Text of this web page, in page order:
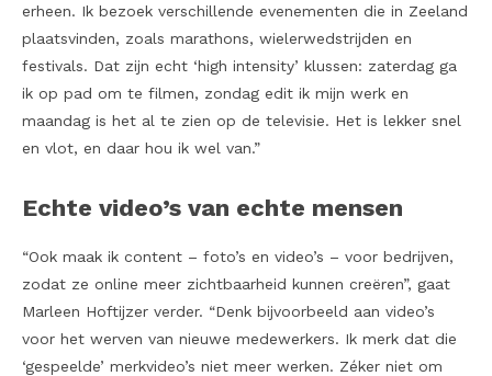
erheen. Ik bezoek verschillende evenementen die in Zeeland
plaatsvinden, zoals marathons, wielerwedstrijden en
festivals. Dat zijn echt ‘high intensity’ klussen: zaterdag ga
ik op pad om te filmen, zondag edit ik mijn werk en
maandag is het al te zien op de televisie. Het is lekker snel
en vlot, en daar hou ik wel van.”
Echte video’s van echte mensen
“Ook maak ik content – foto’s en video’s – voor bedrijven,
zodat ze online meer zichtbaarheid kunnen creëren”, gaat
Marleen Hoftijzer verder. “Denk bijvoorbeeld aan video’s
voor het werven van nieuwe medewerkers. Ik merk dat die
‘gespeelde’ merkvideo’s niet meer werken. Zéker niet om